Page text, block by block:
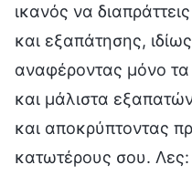
ικανός να
και εξαπάτησης,
αναφέροντας μόνο
και μάλιστα
και αποκρύπτοντας
κατωτέρους σου.